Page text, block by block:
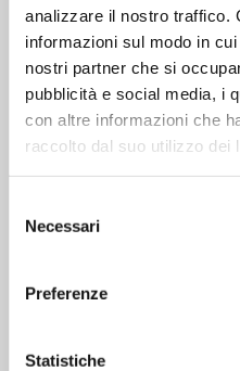
analizzare il nostro traffico.
informazioni sul modo in
nostri partner che si
pubblicità e social media, i
con altre informazioni che
raccolto dal suo utilizzo dei
Necessari
Preferenze
Statistiche
l
a